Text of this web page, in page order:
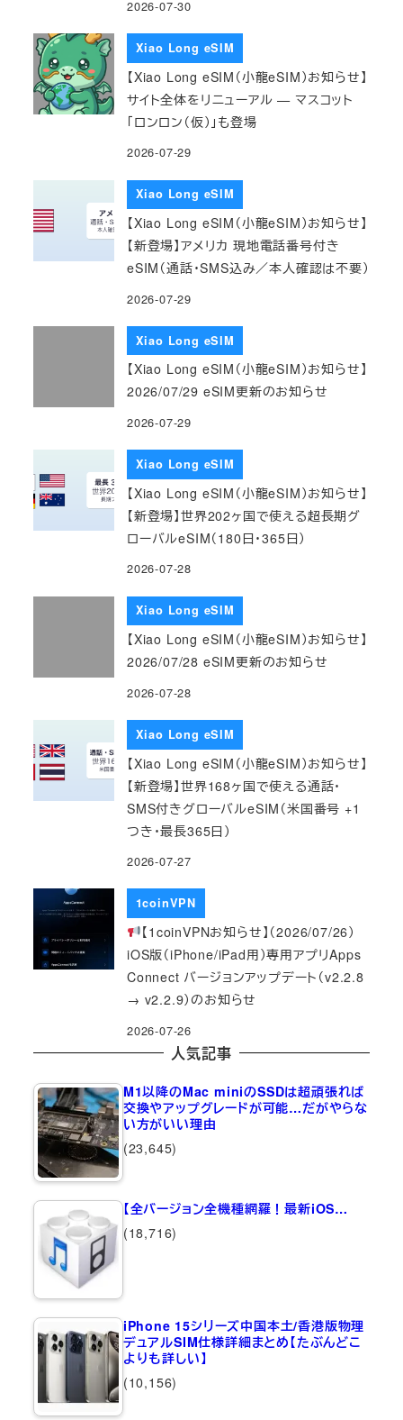
2026-07-30
Xiao Long eSIM
【Xiao Long eSIM（小龍eSIM）お知らせ】
サイト全体をリニューアル — マスコット
「ロンロン（仮）」も登場
2026-07-29
Xiao Long eSIM
【Xiao Long eSIM（小龍eSIM）お知らせ】
【新登場】アメリカ 現地電話番号付き
eSIM（通話・SMS込み／本人確認は不要）
2026-07-29
Xiao Long eSIM
【Xiao Long eSIM（小龍eSIM）お知らせ】
2026/07/29 eSIM更新のお知らせ
2026-07-29
Xiao Long eSIM
【Xiao Long eSIM（小龍eSIM）お知らせ】
【新登場】世界202ヶ国で使える超長期グ
ローバルeSIM（180日・365日）
2026-07-28
Xiao Long eSIM
【Xiao Long eSIM（小龍eSIM）お知らせ】
2026/07/28 eSIM更新のお知らせ
2026-07-28
Xiao Long eSIM
【Xiao Long eSIM（小龍eSIM）お知らせ】
【新登場】世界168ヶ国で使える通話・
SMS付きグローバルeSIM（米国番号 +1
つき・最長365日）
2026-07-27
1coinVPN
【1coinVPNお知らせ】（2026/07/26）
iOS版（iPhone/iPad用）専用アプリApps
Connect バージョンアップデート（v2.2.8
→ v2.2.9）のお知らせ
2026-07-26
人気記事
M1以降のMac miniのSSDは超頑張れば
交換やアップグレードが可能…だがやらな
い方がいい理由
(23,645)
【全バージョン全機種網羅！最新iOS…
(18,716)
iPhone 15シリーズ中国本土/香港版物理
デュアルSIM仕様詳細まとめ【たぶんどこ
よりも詳しい】
(10,156)